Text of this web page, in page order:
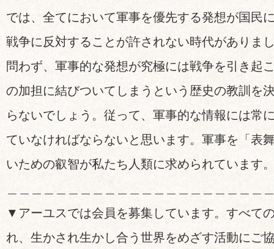
では、全てにおいて軍事を優先する発想が国民
戦争に反対することが許されない時代がありま
問わず、軍事的な発想が究極には戦争を引き起
の加担に結びついてしまうという歴史の教訓を
らないでしょう。従って、軍事的な情報には常
ていなければならないと思います。軍事を「表
いための叡智が私たち人類に求められています
＿＿＿＿＿＿＿＿＿＿＿＿＿＿＿＿＿＿＿＿＿
▼アーユスでは会員を募集しています。すべて
れ、生かされ生かし合う世界をめざす活動にご